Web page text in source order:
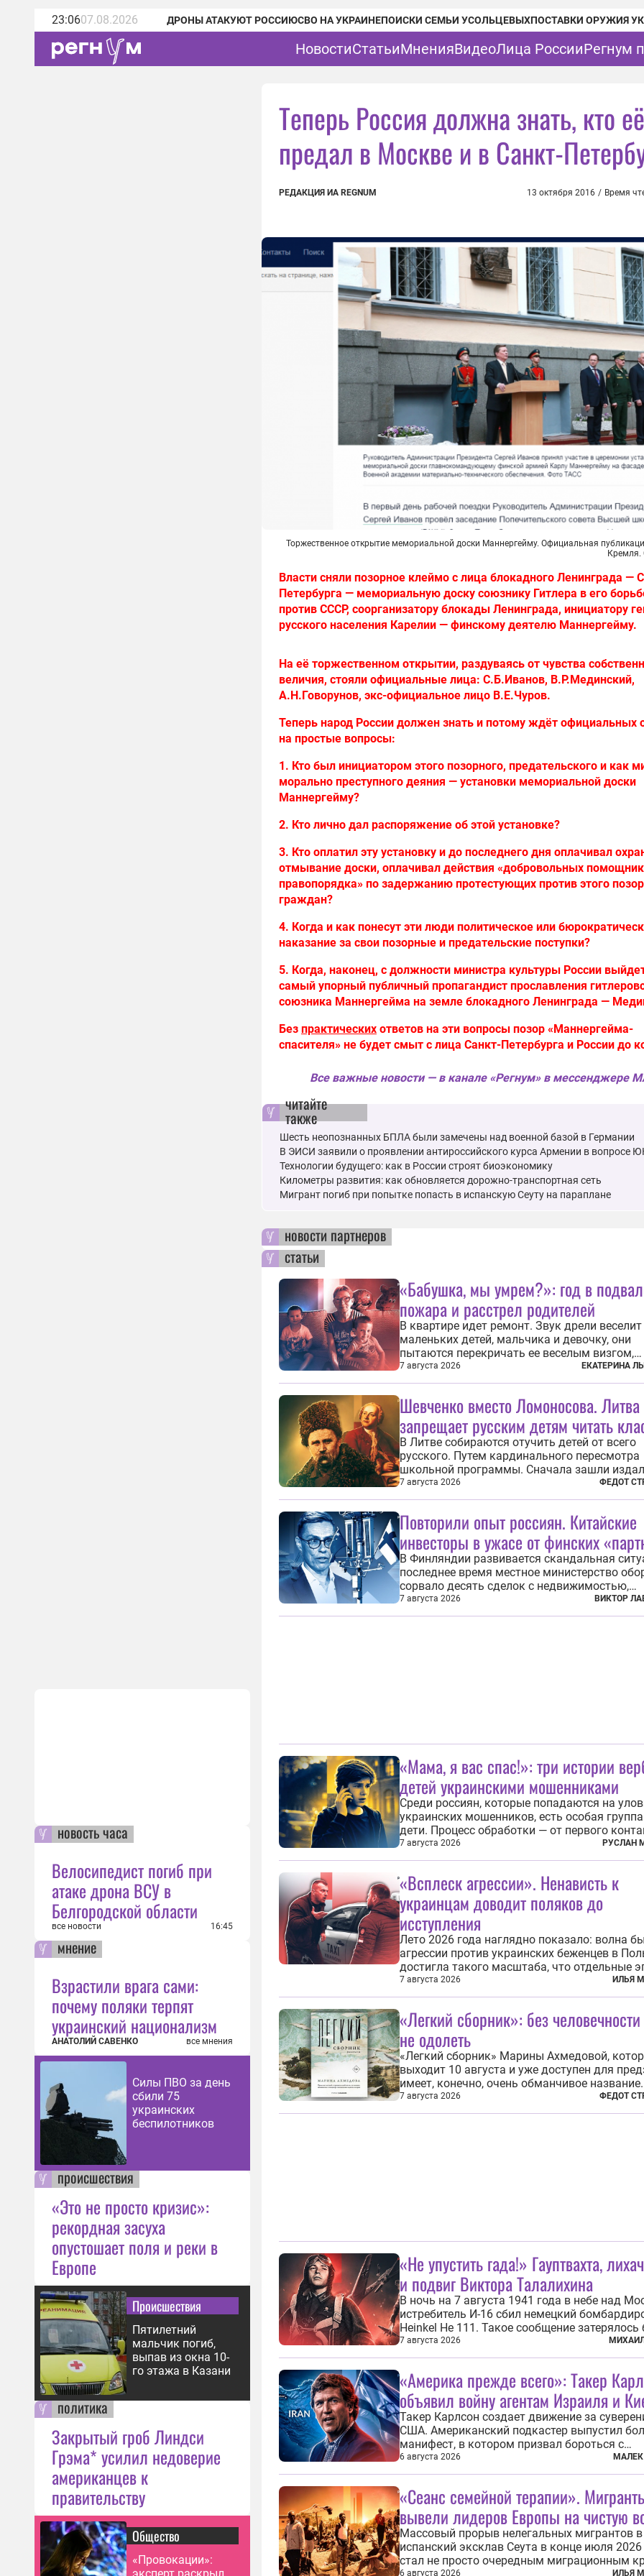
23:0607.08.2026 ДРОНЫ АТАКУЮТ РОССИЮСВО НА УКРАИНЕПОИСКИ СЕМЬИ УСОЛЬЦЕВЫХПОСТАВКИ ОРУЖИЯ
НовостиСтатьиМненияВидеоЛица РоссииРегнум
новость часа
Велосипедист погиб при
атаке дрона ВСУ в
Белгородской области
все новости 16:45
мнение
Взрастили врага сами:
почему поляки терпят
украинский национализм
АНАТОЛИЙ САВЕНКО все мнения
Силы ПВО за день
сбили 75
украинских
беспилотников
происшествия
«Это не просто кризис»:
рекордная засуха
опустошает поля и реки в
Европе
Происшествия
Пятилетний
мальчик погиб,
выпав из окна 10-
го этажа в Казани
политика
Закрытый гроб Линдси
Грэма* усилил недоверие
американцев к
правительству
Общество
«Провокации»:
Теперь Россия должна знать, кто её
предал в Москве и в Санкт-
РЕДАКЦИЯ ИА REGNUM 13 октября 2016 / Время
Торжественное открытие мемориальной доски Маннергейму. Официальная
Кремля.
Власти сняли позорное клеймо с лица блокадного Ленинграда —
Петербурга — мемориальную доску союзнику Гитлера в его
против СССР, соорганизатору блокады Ленинграда, инициатору
русского населения Карелии — финскому деятелю Маннергейму.
На её торжественном открытии, раздуваясь от чувства
величия, стояли официальные лица: С.Б.Иванов, В.Р.Мединский,
А.Н.Говорунов, экс-официальное лицо В.Е.Чуров.
Теперь народ России должен знать и потому ждёт официальных
на простые вопросы:
1. Кто был инициатором этого позорного, предательского и как
морально преступного деяния — установки мемориальной доски
Маннергейму?
2. Кто лично дал распоряжение об этой установке?
3. Кто оплатил эту установку и до последнего дня оплачивал
отмывание доски, оплачивал действия «добровольных
правопорядка» по задержанию протестующих против этого
граждан?
4. Когда и как понесут эти люди политическое или
наказание за свои позорные и предательские поступки?
5. Когда, наконец, с должности министра культуры России
самый упорный публичный пропагандист прославления
союзника Маннергейма на земле блокадного Ленинграда —
Без практических ответов на эти вопросы позор «Маннергейма-
спасителя» не будет смыт с лица Санкт-Петербурга и России до
Все важные новости — в канале «Регнум» в мессенджере
читайте
также
Шесть неопознанных БПЛА были замечены над военной базой в Германии
В ЭИСИ заявили о проявлении антироссийского курса Армении в вопросе
Технологии будущего: как в России строят биоэкономику
Километры развития: как обновляется дорожно-транспортная сеть
Мигрант погиб при попытке попасть в испанскую Сеуту на параплане
новости партнеров
статьи
«Бабушка, мы умрем?»: год в
пожара и расстрел родителей
В квартире идет ремонт. Звук дрели
маленьких детей, мальчика и девочку, они
пытаются перекричать ее веселым визгом,
задиристо посматривая на бабушку. Она
замечание, но внуки чувствуют, что она
противно, но всё...
7 августа 2026 ЕКАТЕРИНА
Шевченко вместо Ломоносова. Литва
запрещает русским детям читать
В Литве собираются отучить детей от всего
русского. Путем кардинального пересмотра
школьной программы. Сначала зашли
Михаила Васильевича Ломоносова. Глава
правительства Литвы Миндаугас
общего образования. Мотивировал он это
7 августа 2026 ФЕДОТ
Повторили опыт россиян. Китайские
инвесторы в ужасе от финских
В Финляндии развивается скандальная
последнее время местное министерство
сорвало десять сделок с недвижимостью,
заключенных местными фирмами с
капиталом. Чиновники заявили, что они
7 августа 2026 ВИКТОР
«Мама, я вас спас!»: три истории
детей украинскими мошенниками
Среди россиян, которые попадаются на
украинских мошенников, есть особая
дети. Процесс обработки — от первого
передачи денег или исполнения задания от
кураторов может занять от двух часов до
послушных исполнителей, которые...
7 августа 2026 РУСЛАН
«Всплеск агрессии». Ненависть к
украинцам доводит поляков до
исступления
Лето 2026 года наглядно показало: волна
агрессии против украинских беженцев в
достигла такого масштаба, что отдельные
уже давно не выглядят случайными.
по происходящему, буквально теряют
случай по-своему...
7 августа 2026 ИЛЬЯ
«Легкий сборник»: без человечности
не одолеть
«Легкий сборник» Марины Ахмедовой,
выходит 10 августа и уже доступен для
имеет, конечно, очень обманчивое название.
Физически-то, может, он и легкий
метафизически — безотносительно
7 августа 2026 ФЕДОТ
«Не упустить гада!» Гауптвахта,
и подвиг Виктора Талалихина
В ночь на 7 августа 1941 года в небе над
истребитель И-16 сбил немецкий
Heinkel He 111. Такое сообщение затерялось
ежедневных сводках, если б не одно
Это был один из первых в истории
лейтенанта...
7 августа 2026
«Америка прежде всего»: Такер
объявил войну агентам Израиля и
Такер Карлсон создает движение за
США. Американский подкастер выпустил
манифест, в котором призвал бороться с
иностранным влиянием в Штатах, в первую
имея в виду Израиль. А также прекратить
остановить прием мигрантов...
6 августа 2026
«Сеанс семейной терапии».
вывели лидеров Европы на чистую
Массовый прорыв нелегальных мигрантов в
испанский эксклав Сеута в конце июля 2026
стал не просто очередным миграционным
6 августа 2026 ИЛЬЯ